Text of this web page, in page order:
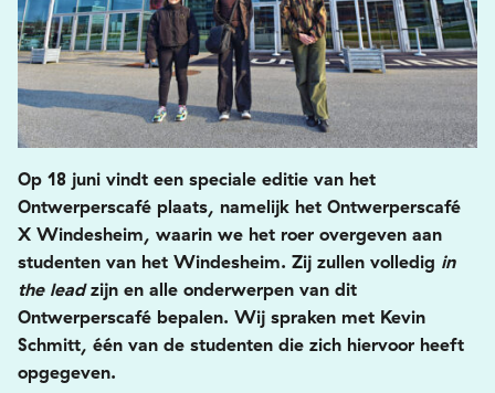
Op 18 juni vindt een speciale editie van het
Ontwerperscafé plaats, namelijk het Ontwerperscafé
X Windesheim, waarin we het roer overgeven aan
studenten van het Windesheim. Zij zullen volledig in
the leadzijn en alle onderwerpen van dit
Ontwerperscafé bepalen. Wij spraken met Kevin
Schmitt, één van de studenten die zich hiervoor heeft
opgegeven.